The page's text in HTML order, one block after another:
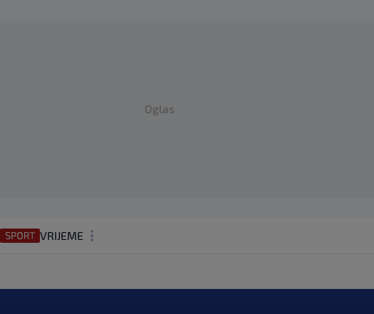
Oglas
VRIJEME
REGIJA